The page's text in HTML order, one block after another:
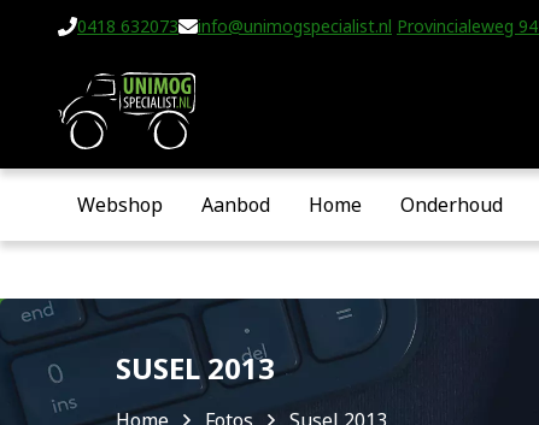
0418 632073 info@unimogspecialist.nl Provincialeweg
Webshop Aanbod Home Onderhoud
SUSEL 2013